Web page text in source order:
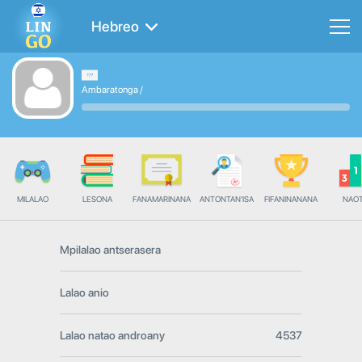
Hebreo
Ambaratonga/
MILALAO LESONA FANAMARINANA ANTONTAN'ISA FIFANINANANA
Mpilalao antserasera
Lalao anio
Lalao natao androany 4537